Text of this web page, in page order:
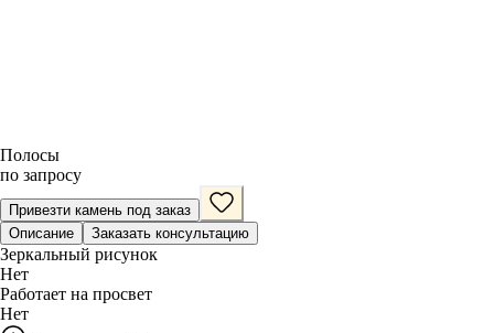
Полосы
по запросу
Привезти камень под заказ
Описание
Заказать консультацию
Зеркальный рисунок
Нет
Работает на просвет
Нет